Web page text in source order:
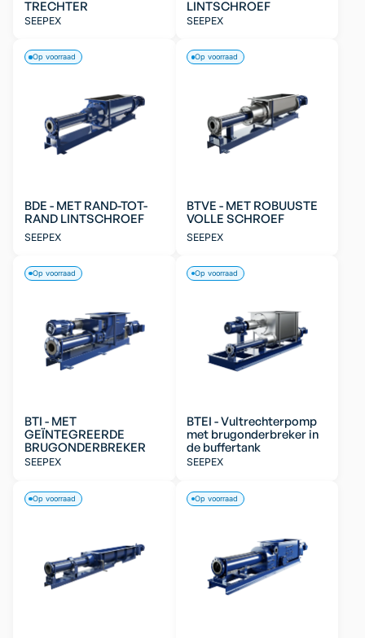
TRECHTER
SEEPEX
LINTSCHROEF
SEEPEX
BDE - MET RAND-TOT-
RAND LINTSCHROEF
SEEPEX
Op voorraad
BTVE - MET ROBUUSTE
VOLLE SCHROEF
SEEPEX
Op voorraad
BTI - MET
GEÏNTEGREERDE
BRUGONDERBREKER
SEEPEX
Op voorraad
BTEI - Vultrechterpomp
met brugonderbreker in
de buffertank
SEEPEX
Op voorraad
Op voorraad Op voorraad